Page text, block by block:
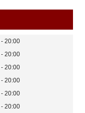
20:00
20:00
20:00
20:00
20:00
20:00